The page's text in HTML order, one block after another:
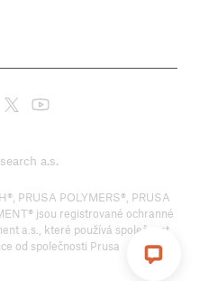
a.s.
PRUSA POLYMERS®, PRUSA
jsou registrované ochranné
a.s., které používá společnost
od společnosti Prusa